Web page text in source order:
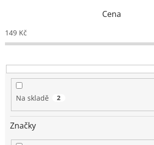
p
r
o
u
Cena
149 Kč
Na skladě 2
Značky